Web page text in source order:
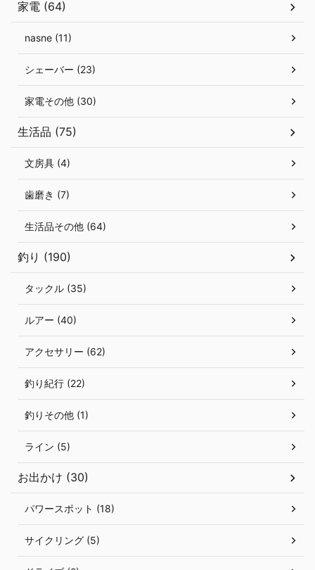
家電 (64)
nasne (11)
シェーバー (23)
家電その他 (30)
生活品 (75)
文房具 (4)
歯磨き (7)
生活品その他 (64)
釣り (190)
タックル (35)
ルアー (40)
アクセサリー (62)
釣り紀行 (22)
釣りその他 (1)
ライン (5)
お出かけ (30)
パワースポット (18)
サイクリング (5)